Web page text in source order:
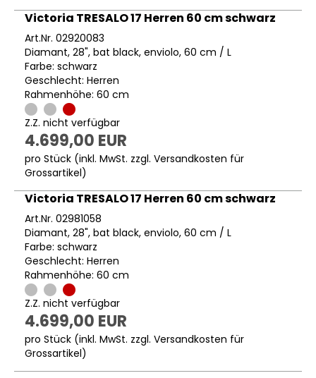
Victoria TRESALO 17 Herren 60 cm schwarz
Art.Nr. 02920083
Diamant, 28", bat black, enviolo, 60 cm / L
Farbe: schwarz
Geschlecht: Herren
Rahmenhöhe: 60 cm
Z.Z. nicht verfügbar
4.699,00 EUR
pro Stück (inkl. MwSt. zzgl. Versandkosten für
Grossartikel)
Victoria TRESALO 17 Herren 60 cm schwarz
Art.Nr. 02981058
Diamant, 28", bat black, enviolo, 60 cm / L
Farbe: schwarz
Geschlecht: Herren
Rahmenhöhe: 60 cm
Z.Z. nicht verfügbar
4.699,00 EUR
pro Stück (inkl. MwSt. zzgl. Versandkosten für
Grossartikel)